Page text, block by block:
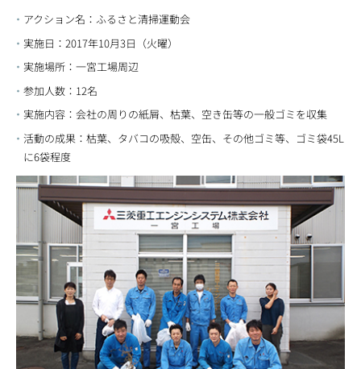
アクション名：ふるさと清掃運動会
実施日：2017年10月3日（火曜）
実施場所：一宮工場周辺
参加人数：12名
実施内容：会社の周りの紙屑、枯葉、空き缶等の一般ゴミを収集
活動の成果：枯葉、タバコの吸殻、空缶、その他ゴミ等、ゴミ袋45L
に6袋程度